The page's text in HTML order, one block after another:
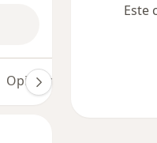
Opiniones (13)
Este